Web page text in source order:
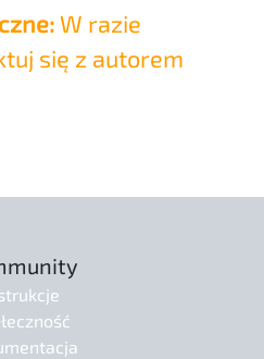
W razie
się z autorem